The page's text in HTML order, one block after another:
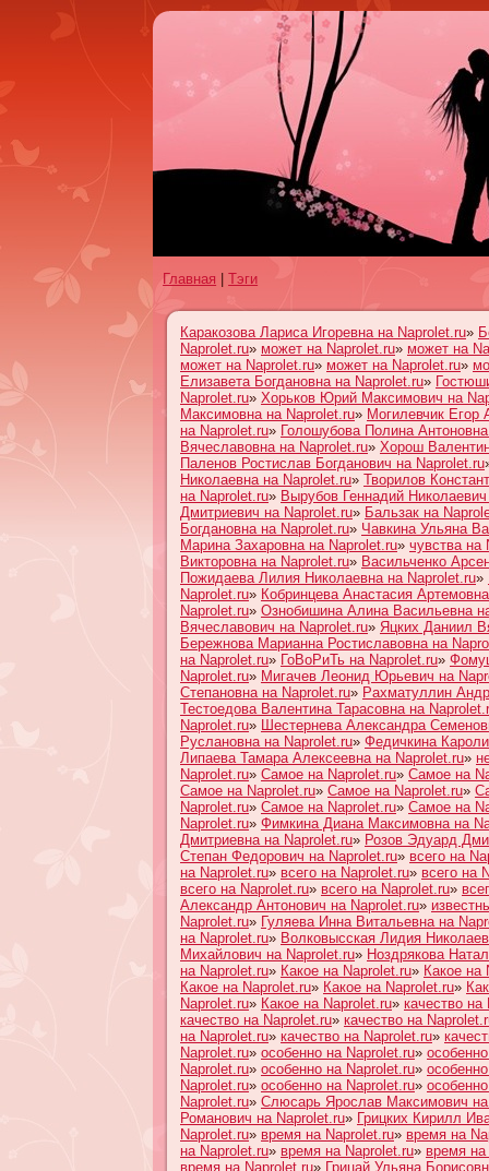
Главная |Тэги
Каракозова Лариса Игоревна на Naprolet.ru»
Naprolet.ru» может на Naprolet.ru» может на
может на Naprolet.ru» может на Naprolet.ru»
Елизавета Богдановна на Naprolet.ru»
Naprolet.ru» Хорьков Юрий Максимович на
Максимовна на Naprolet.ru» Могилевчик Егор
на Naprolet.ru» Голошубова Полина
Вячеславовна на Naprolet.ru» Хорош
Паленов Ростислав Богданович на Naprolet.ru
Николаевна на Naprolet.ru» Творилов
на Naprolet.ru» Вырубов Геннадий
Дмитриевич на Naprolet.ru» Бальзак на
Богдановна на Naprolet.ru» Чавкина Ульяна
Марина Захаровна на Naprolet.ru» чувства на
Викторовна на Naprolet.ru» Васильченко
Пожидаева Лилия Николаевна на Naprolet.ru»
Naprolet.ru» Кобринцева Анастасия
Naprolet.ru» Ознобишина Алина Васильевна
Вячеславович на Naprolet.ru» Яцких Даниил
Бережнова Марианна Ростиславовна на
на Naprolet.ru» ГоВоРиТь на Naprolet.ru»
Naprolet.ru» Мигачев Леонид Юрьевич на
Степановна на Naprolet.ru» Рахматуллин
Тестоедова Валентина Тарасовна на
Naprolet.ru» Шестернева Александра
Руслановна на Naprolet.ru» Федичкина
Липаева Тамара Алексеевна на Naprolet.ru»
Naprolet.ru» Самое на Naprolet.ru» Самое на
Самое на Naprolet.ru» Самое на Naprolet.ru»
Naprolet.ru» Самое на Naprolet.ru» Самое на
Naprolet.ru» Фимкина Диана Максимовна на
Дмитриевна на Naprolet.ru» Розов Эдуард
Степан Федорович на Naprolet.ru» всего на
на Naprolet.ru» всего на Naprolet.ru» всего на
всего на Naprolet.ru» всего на Naprolet.ru»
Александр Антонович на Naprolet.ru»
Naprolet.ru» Гуляева Инна Витальевна на
на Naprolet.ru» Волковысская Лидия
Михайлович на Naprolet.ru» Ноздрякова
на Naprolet.ru» Какое на Naprolet.ru» Какое на
Какое на Naprolet.ru» Какое на Naprolet.ru»
Naprolet.ru» Какое на Naprolet.ru» качество на
качество на Naprolet.ru» качество на
на Naprolet.ru» качество на Naprolet.ru»
Naprolet.ru» особенно на Naprolet.ru»
Naprolet.ru» особенно на Naprolet.ru»
Naprolet.ru» особенно на Naprolet.ru»
Naprolet.ru» Слюсарь Ярослав Максимович на
Романович на Naprolet.ru» Грицких Кирилл
Naprolet.ru» время на Naprolet.ru» время на
на Naprolet.ru» время на Naprolet.ru» время
время на Naprolet.ru» Грицай Ульяна